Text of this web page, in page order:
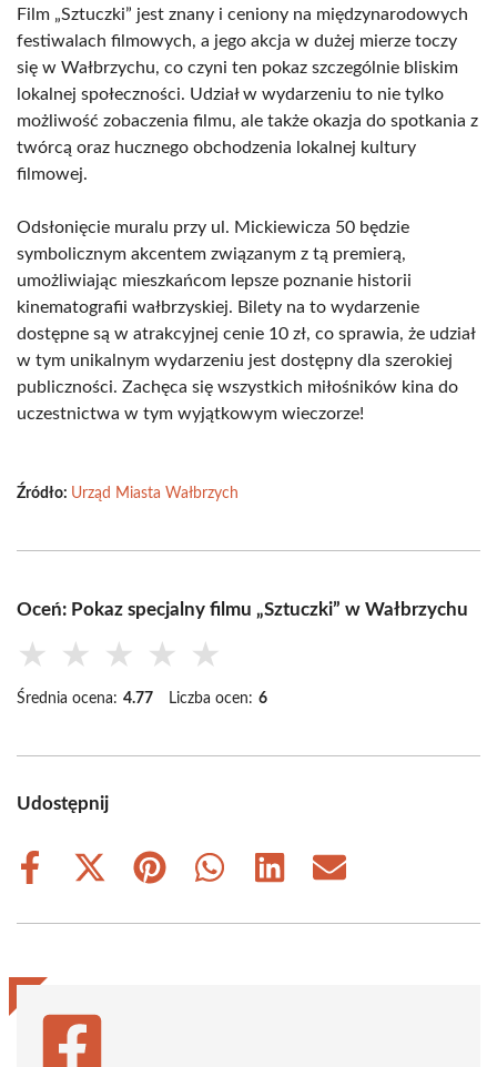
Film „Sztuczki” jest znany i ceniony na międzynarodowych
festiwalach filmowych, a jego akcja w dużej mierze toczy
się w Wałbrzychu, co czyni ten pokaz szczególnie bliskim
lokalnej społeczności. Udział w wydarzeniu to nie tylko
możliwość zobaczenia filmu, ale także okazja do spotkania z
twórcą oraz hucznego obchodzenia lokalnej kultury
filmowej.
Odsłonięcie muralu przy ul. Mickiewicza 50 będzie
symbolicznym akcentem związanym z tą premierą,
umożliwiając mieszkańcom lepsze poznanie historii
kinematografii wałbrzyskiej. Bilety na to wydarzenie
dostępne są w atrakcyjnej cenie 10 zł, co sprawia, że udział
w tym unikalnym wydarzeniu jest dostępny dla szerokiej
publiczności. Zachęca się wszystkich miłośników kina do
uczestnictwa w tym wyjątkowym wieczorze!
Źródło: Urząd Miasta Wałbrzych
Oceń: Pokaz specjalny filmu „Sztuczki” w Wałbrzychu
★ ★ ★ ★ ★
Średnia ocena: 4.77 Liczba ocen: 6
Udostępnij
Share
Share
(Twitter)
Share
Share
Share
Share